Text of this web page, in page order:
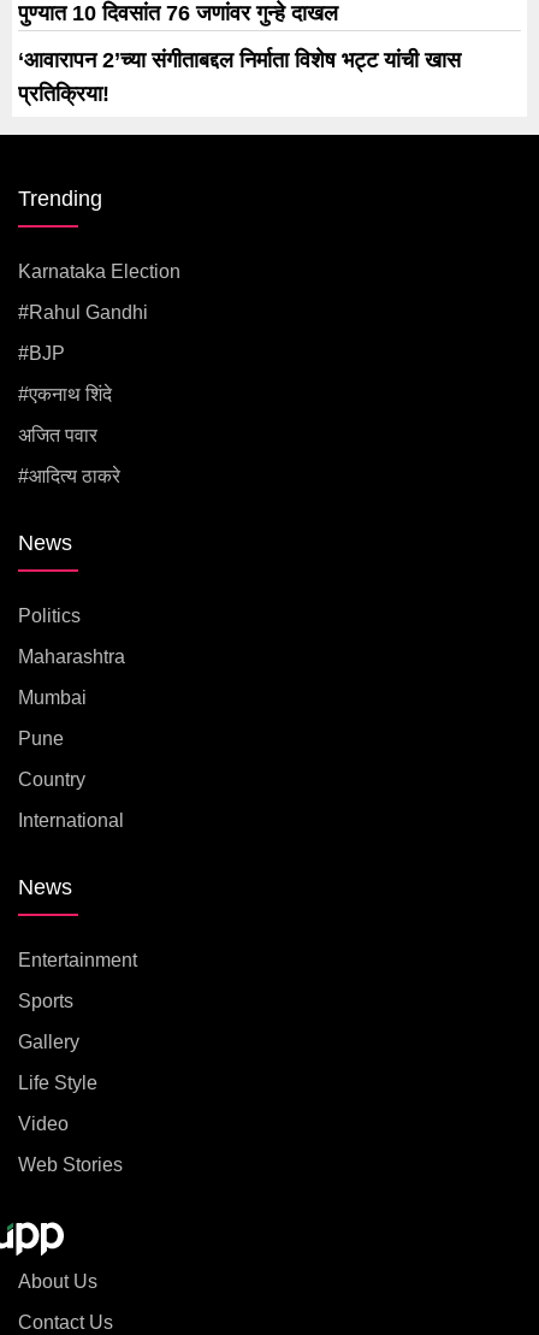
पुण्यात 10 दिवसांत 76 जणांवर गुन्हे दाखल
‘आवारापन 2’च्या संगीताबद्दल निर्माता विशेष भट्ट यांची खास
प्रतिक्रिया!
Trending
Karnataka Election
#rahul Gandhi
#BJP
#एकनाथ शिंदे
अजित पवार
#आदित्य ठाकरे
News
Politics
Maharashtra
Mumbai
Pune
Country
International
News
Entertainment
Sports
Gallery
Life Style
Video
Web Stories
About Us
Contact Us